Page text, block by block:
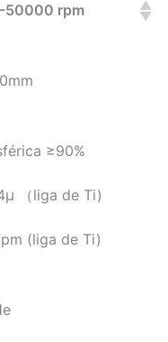
rpm
≥90%
（liga de Ti)
(liga de Ti)